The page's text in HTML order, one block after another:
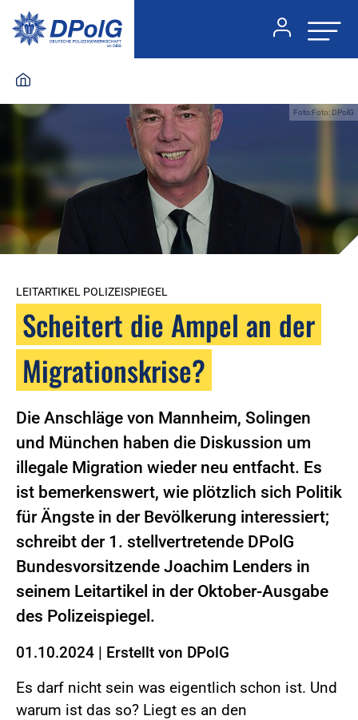
Foto:Foto: DPolG
LEITARTIKEL POLIZEISPIEGEL
Scheitert die Ampel an der
Migrationskrise?
Die Anschläge von Mannheim, Solingen
und München haben die Diskussion um
illegale Migration wieder neu entfacht. Es
ist bemerkenswert, wie plötzlich sich Politik
für Ängste in der Bevölkerung interessiert;
schreibt der 1. stellvertretende DPolG
Bundesvorsitzende Joachim Lenders in
seinem Leitartikel in der Oktober-Ausgabe
des Polizeispiegel.
01.10.2024 | Erstellt von DPolG
Es darf nicht sein was eigentlich schon ist. Und
warum ist das so? Liegt es an den